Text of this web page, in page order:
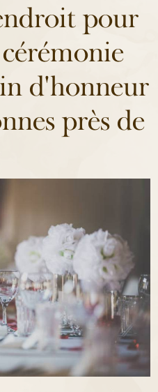
pour
d'honneur
près de